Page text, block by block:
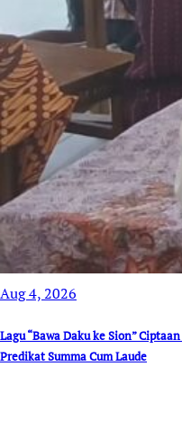
Aug 4, 2026
Lagu “Bawa Daku ke Sion”
Predikat Summa Cum Laude